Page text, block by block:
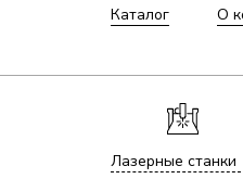
Каталог О
Лазерные станки